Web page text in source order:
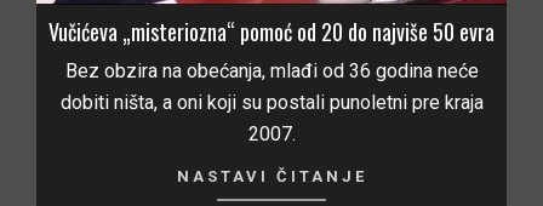
Vučićeva „misteriozna“ pomoć od 20 do najviše 50 evra
Bez obzira na obećanja, mlađi od 36 godina neće
dobiti ništa, a oni koji su postali punoletni pre kraja
2007.
NASTAVI ČITANJE